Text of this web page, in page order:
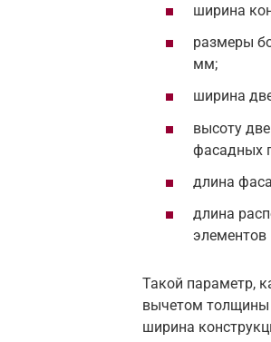
ширина
размеры
мм;
ширина
высоту
фасадных
длина
длина
Такой параметр,
вычетом толщины
ширина